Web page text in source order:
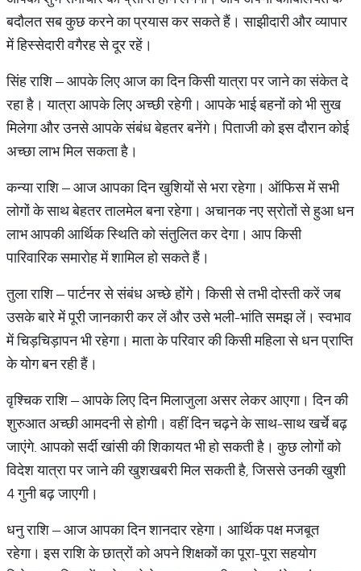
बदौलत सब कुछ करने का प्रयास कर सकते हैं। साझीदारी और व्यापार
में हिस्सेदारी वगैरह से दूर रहें।
सिंह राशि – आपके लिए आज का दिन किसी यात्रा पर जाने का संकेत दे
रहा है। यात्रा आपके लिए अच्छी रहेगी। आपके भाई बहनों को भी सुख
मिलेगा और उनसे आपके संबंध बेहतर बनेंगे। पिताजी को इस दौरान कोई
अच्छा लाभ मिल सकता है।
कन्या राशि – आज आपका दिन खुशियों से भरा रहेगा। ऑफिस में सभी
लोगों के साथ बेहतर तालमेल बना रहेगा। अचानक नए स्रोतों से हुआ धन
लाभ आपकी आर्थिक स्थिति को संतुलित कर देगा। आप किसी
पारिवारिक समारोह में शामिल हो सकते हैं।
तुला राशि – पार्टनर से संबंध अच्छे होंगे। किसी से तभी दोस्ती करें जब
उसके बारे में पूरी जानकारी कर लें और उसे भली-भांति समझ लें। स्वभाव
में चिड़चिड़ापन भी रहेगा। माता के परिवार की किसी महिला से धन प्राप्ति
के योग बन रही हैं।
वृश्चिक राशि – आपके लिए दिन मिलाजुला असर लेकर आएगा। दिन की
शुरुआत अच्छी आमदनी से होगी। वहीं दिन चढ़ने के साथ-साथ खर्चे बढ़
जाएंगे. आपको सर्दी खांसी की शिकायत भी हो सकती है। कुछ लोगों को
विदेश यात्रा पर जाने की खुशखबरी मिल सकती है, जिससे उनकी खुशी
4 गुनी बढ़ जाएगी।
धनु राशि – आज आपका दिन शानदार रहेगा। आर्थिक पक्ष मजबूत
रहेगा। इस राशि के छात्रों को अपने शिक्षकों का पूरा-पूरा सहयोग